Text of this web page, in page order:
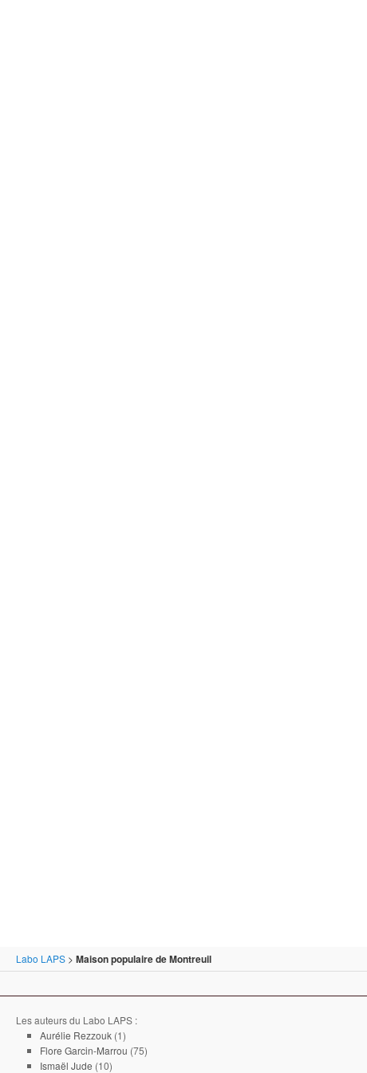
Labo LAPS > Maison populaire de Montreuil
Les auteurs du Labo LAPS :
Aurélie Rezzouk (1)
Flore Garcin-Marrou (75)
Ismaël Jude (10)